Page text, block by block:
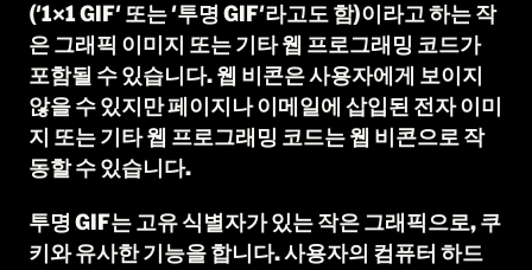
('1×1 GIF' 또는 '투명 GIF'라고도 함)이라고 하는 작
은 그래픽 이미지 또는 기타 웹 프로그래밍 코드가
포함될 수 있습니다. 웹 비콘은 사용자에게 보이지
않을 수 있지만 페이지나 이메일에 삽입된 전자 이미
지 또는 기타 웹 프로그래밍 코드는 웹 비콘으로 작
동할 수 있습니다.
투명 GIF는 고유 식별자가 있는 작은 그래픽으로, 쿠
키와 유사한 기능을 합니다. 사용자의 컴퓨터 하드